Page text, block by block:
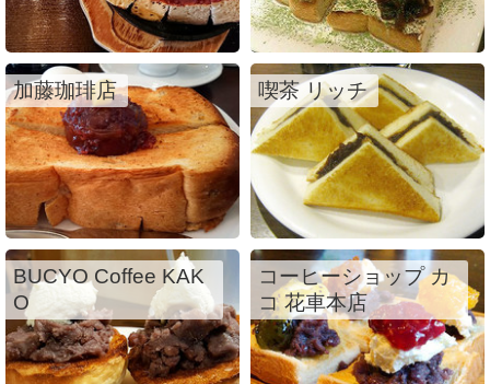
加藤珈琲店 喫茶 リッチ
BUCYO Coffee KAK
O
コーヒーショップ カ
コ 花車本店